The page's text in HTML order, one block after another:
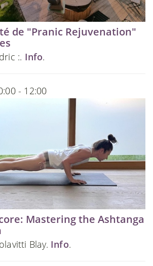
de "Pranic Rejuvenation"
:. Info.
- 12:00
Mastering the Ashtanga
Blay. Info.